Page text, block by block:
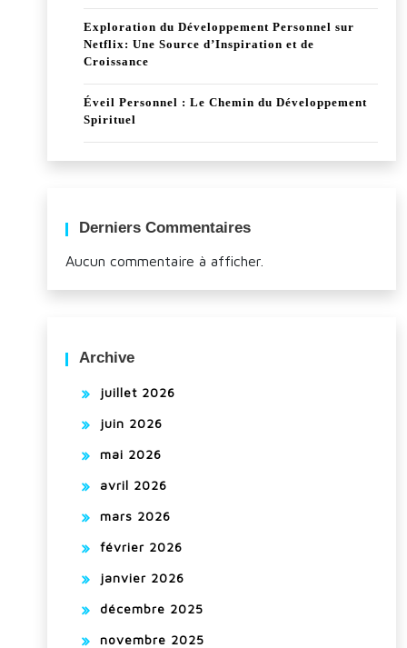
Exploration du Développement Personnel sur
Netflix: Une Source d’Inspiration et de
Croissance
Éveil Personnel : Le Chemin du Développement
Spirituel
Derniers Commentaires
Aucun commentaire à afficher.
Archive
juillet 2026
juin 2026
mai 2026
avril 2026
mars 2026
février 2026
janvier 2026
décembre 2025
novembre 2025